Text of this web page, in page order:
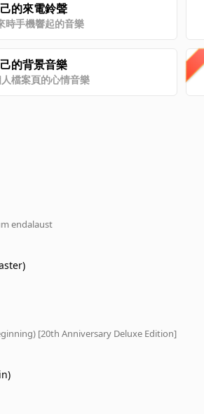
的來電鈴聲
時手機響起的音樂
的背景音樂
檔案頁的心情音樂
endalaust
[20th Anniversary Deluxe Edition]